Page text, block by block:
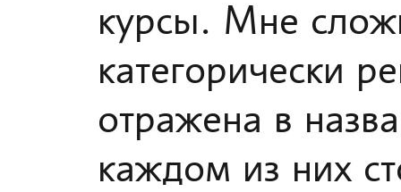
курсы. Мне
категорически
отражена в
каждом из них